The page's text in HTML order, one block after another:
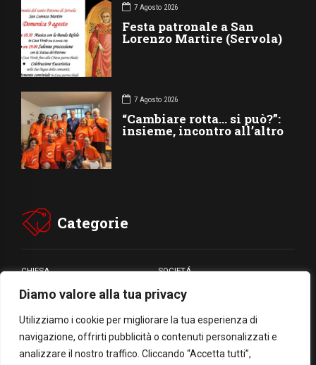
Diamo valore alla tua privacy
Utilizziamo i cookie per migliorare la tua esperienza di
navigazione, offrirti pubblicità o contenuti personalizzati e
analizzare il nostro traffico. Cliccando “Accetta tutti”,
7 Agosto 2026
Festa patronale a San
Lorenzo Martire (Servola)
7 Agosto 2026
“Cambiare rotta… si può?”:
insieme, incontro all’altro
Categorie
CHIESA SOCIETÁ
CARITÁ GIUBILEO
CULTURA MEDIA